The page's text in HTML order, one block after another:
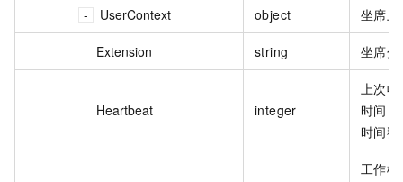
UserContext object 坐席
Extension string 坐席
Heartbeat integer
上次
时间
时间
工作